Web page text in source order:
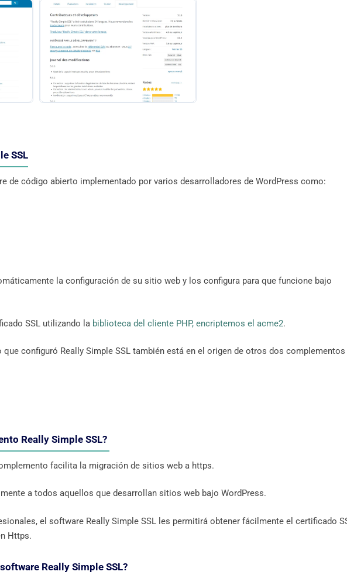
SSL
de código abierto implementado por varios desarrolladores de WordPress como:
la configuración de su sitio web y los configura para que funcione bajo
SSL utilizando la biblioteca del cliente PHP, encriptemos el acme2.
configuró Really Simple SSL también está en el origen de otros dos complementos
Really Simple SSL?
facilita la migración de sitios web a https.
a todos aquellos que desarrollan sitios web bajo WordPress.
el software Really Simple SSL les permitirá obtener fácilmente el certificado
Https.
Really Simple SSL?